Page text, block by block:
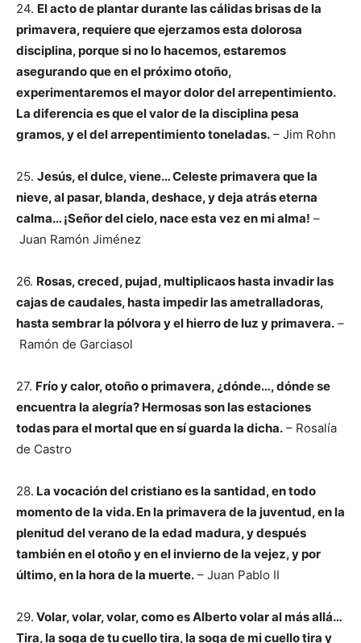
24. El acto de plantar durante las cálidas brisas de la
primavera, requiere que ejerzamos esta dolorosa
disciplina, porque si no lo hacemos, estaremos
asegurando que en el próximo otoño,
experimentaremos el mayor dolor del arrepentimiento.
La diferencia es que el valor de la disciplina pesa
gramos, y el del arrepentimiento toneladas. – Jim Rohn
25. Jesús, el dulce, viene… Celeste primavera que la
nieve, al pasar, blanda, deshace, y deja atrás eterna
calma… ¡Señor del cielo, nace esta vez en mi alma! –
Juan Ramón Jiménez
26. Rosas, creced, pujad, multiplicaos hasta invadir las
cajas de caudales, hasta impedir las ametralladoras,
hasta sembrar la pólvora y el hierro de luz y primavera. –
Ramón de Garciasol
27. Frío y calor, otoño o primavera, ¿dónde…, dónde se
encuentra la alegría? Hermosas son las estaciones
todas para el mortal que en sí guarda la dicha. – Rosalía
de Castro
28. La vocación del cristiano es la santidad, en todo
momento de la vida. En la primavera de la juventud, en la
plenitud del verano de la edad madura, y después
también en el otoño y en el invierno de la vejez, y por
último, en la hora de la muerte. – Juan Pablo II
29. Volar, volar, volar, como es Alberto volar al más allá…
Tira, la soga de tu cuello tira, la soga de mi cuello tira y